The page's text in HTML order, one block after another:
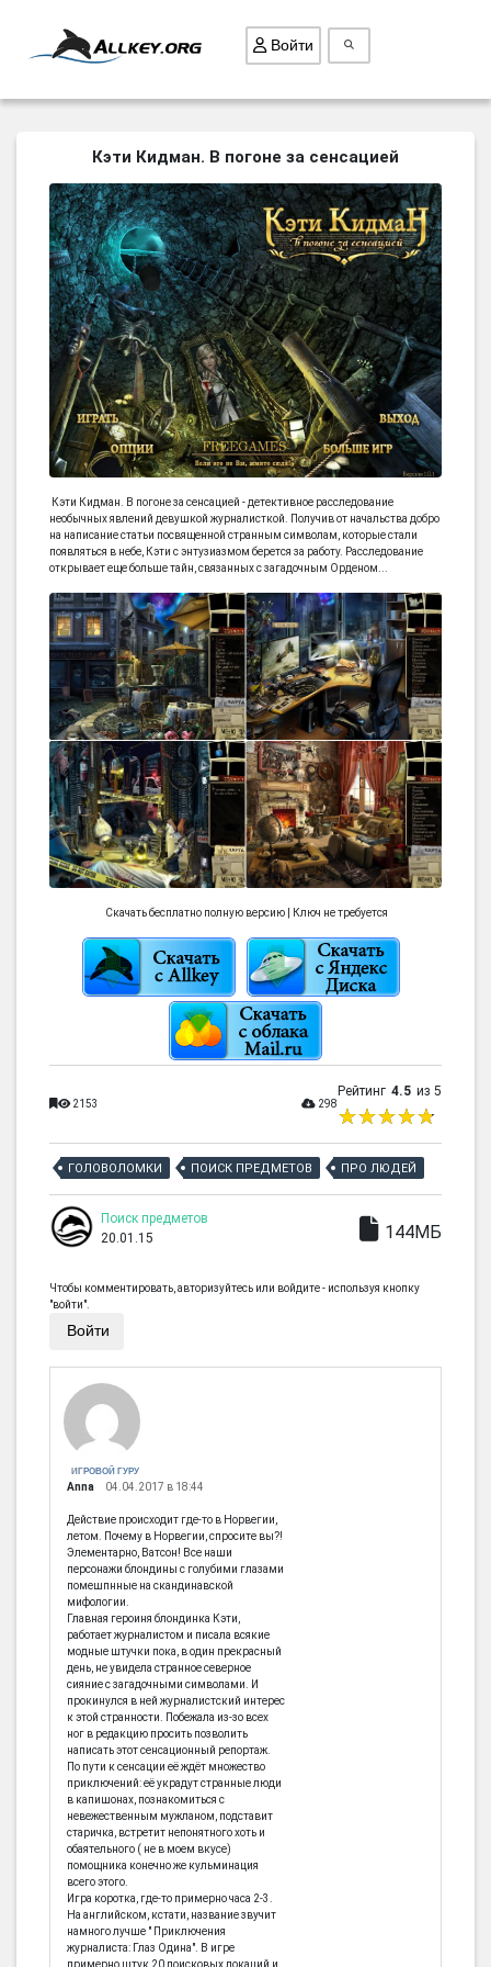
ВСЕ ИГРЫ
ПОИСК ПРЕДМЕТОВ
ГОЛОВОЛОМКИ
БИЗНЕС
ТРИ-В-РЯД
СТРАТЕГИИ
СТРЕЛЯЛКИ
КВЕСТ
КАК СКАЧАТЬ
НОВОСТИ
Войти
Кэти Кидман. В погоне за сенсацией
Кэти Кидман. В погоне за сенсацией - детективное расследование
необычных явлений девушкой журналисткой. Получив от начальства добро
на написание статьи посвященной странным символам, которые стали
появляться в небе, Кэти с энтузиазмом берется за работу. Расследование
открывает еще больше тайн, связанных с загадочным Орденом...
Скачать бесплатно полную версию | Ключ не требуется
2153 298
Рейтинг 4.5 из 5
ГОЛОВОЛОМКИ ПОИСК ПРЕДМЕТОВ ПРО ЛЮДЕЙ
Поиск предметов
20.01.15
144МБ
Чтобы комментировать, авторизуйтесь или войдите - используя кнопку
"войти".
Войти
ИГРОВОЙ ГУРУ
Anna 04.04.2017 в 18:44
Действие происходит где-то в Норвегии,
летом. Почему в Норвегии, спросите вы?!
Элементарно, Ватсон! Все наши
персонажи блондины с голубими глазами
помешпнные на скандинавской
мифологии.
Главная героиня блондинка Кэти,
работает журналистом и писала всякие
модные штучки пока, в один прекрасный
день, не увидела странное северное
сияние с загадочными символами. И
прокинулся в ней журналистский интерес
к этой странности. Побежала из-зо всех
ног в редакцию просить позволить
написать этот сенсационный репортаж.
По пути к сенсации её ждёт множество
приключений: её украдут странные люди
в капишонах, познакомиться с
невежественным мужланом, подставит
старичка, встретит непонятного хоть и
обаятельного ( не в моем вкусе)
помощника конечно же кульминация
всего этого.
Игра коротка, где-то примерно часа 2-3.
На английском, кстати, название звучит
намного лучше " Приключения
журналиста: Глаз Одина". В игре
примерно штук 20 поисковых локаций и